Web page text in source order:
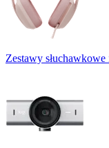
Zestawy